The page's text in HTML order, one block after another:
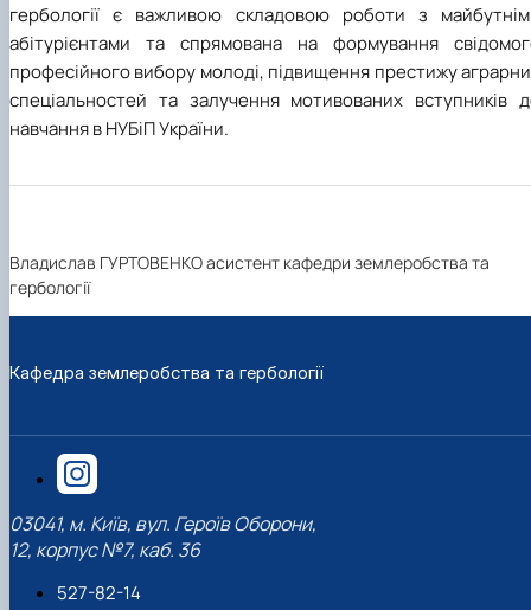
гербології є важливою складовою роботи з
абітурієнтами та спрямована на формування
професійного вибору молоді, підвищення престижу
спеціальностей та залучення мотивованих вступників
навчання в НУБіП України.
Владислав ГУРТОВЕНКО асистент кафедри землеробства та
гербології
Кафедра землеробства та гербології
03041, м. Київ, вул. Героїв Оборони,
12, корпус №7, каб. 36
527-82-14